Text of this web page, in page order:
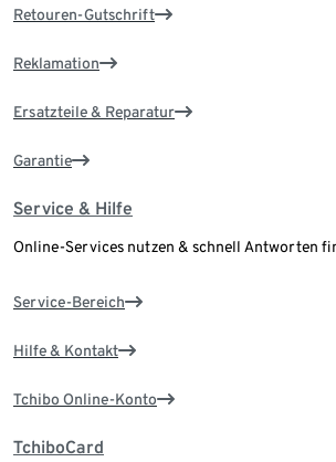
Retouren-Gutschrift
Reklamation
Ersatzteile & Reparatur
Garantie
Service & Hilfe
Online-Services nutzen & schnell Antworten
Service-Bereich
Hilfe & Kontakt
Tchibo Online-Konto
TchiboCard